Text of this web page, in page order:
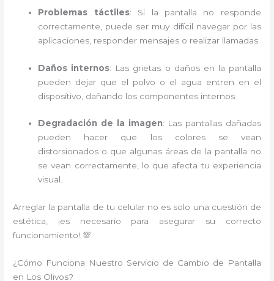
Problemas táctiles: Si la pantalla no responde
correctamente, puede ser muy difícil navegar por las
aplicaciones, responder mensajes o realizar llamadas.
Daños internos: Las grietas o daños en la pantalla
pueden dejar que el polvo o el agua entren en el
dispositivo, dañando los componentes internos.
Degradación de la imagen: Las pantallas dañadas
pueden hacer que los colores se vean
distorsionados o que algunas áreas de la pantalla no
se vean correctamente, lo que afecta tu experiencia
visual.
Arreglar la pantalla de tu celular no es solo una cuestión de
estética, ¡es necesario para asegurar su correcto
funcionamiento! 💯
¿Cómo Funciona Nuestro Servicio de Cambio de Pantalla
en Los Olivos?